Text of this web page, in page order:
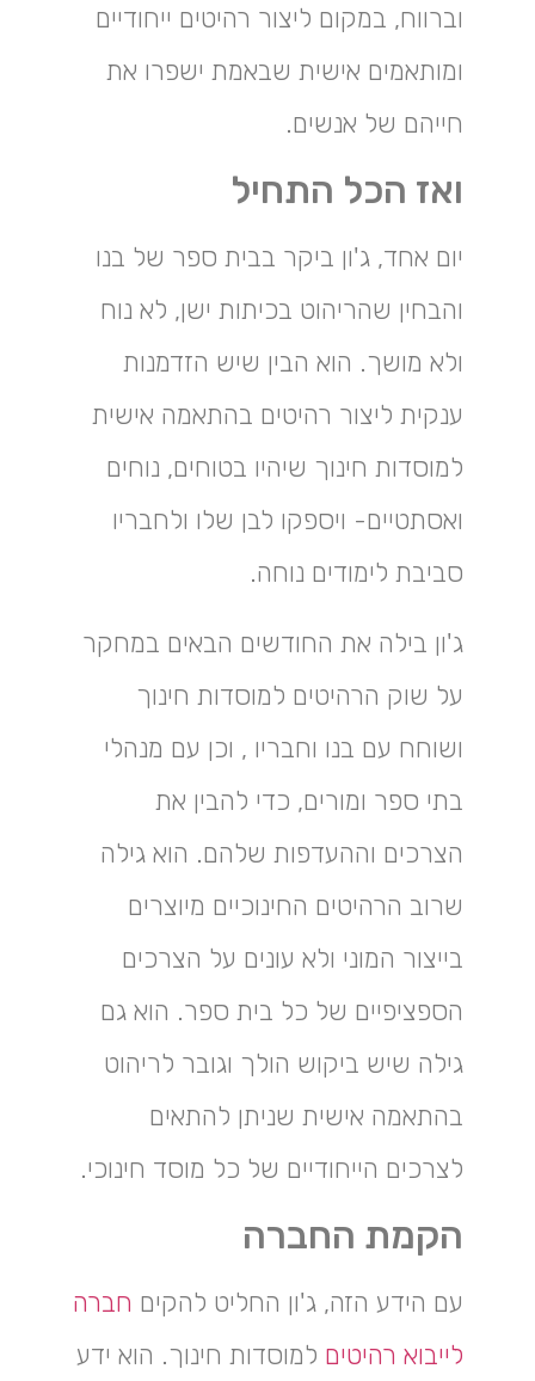
וברווח, במקום ליצור רהיטים ייחודיים
ומותאמים אישית שבאמת ישפרו את
חייהם של אנשים.
ואז הכל התחיל
יום אחד, ג'ון ביקר בבית ספר של בנו
והבחין שהריהוט בכיתות ישן, לא נוח
ולא מושך. הוא הבין שיש הזדמנות
ענקית ליצור רהיטים בהתאמה אישית
למוסדות חינוך שיהיו בטוחים, נוחים
ואסתטיים- ויספקו לבן שלו ולחבריו
סביבת לימודים נוחה.
ג'ון בילה את החודשים הבאים במחקר
על שוק הרהיטים למוסדות חינוך
ושוחח עם בנו וחבריו , וכן עם מנהלי
בתי ספר ומורים, כדי להבין את
הצרכים וההעדפות שלהם. הוא גילה
שרוב הרהיטים החינוכיים מיוצרים
בייצור המוני ולא עונים על הצרכים
הספציפיים של כל בית ספר. הוא גם
גילה שיש ביקוש הולך וגובר לריהוט
בהתאמה אישית שניתן להתאים
לצרכים הייחודיים של כל מוסד חינוכי.
הקמת החברה
עם הידע הזה, ג'ון החליט להקים חברה
לייבוא ​​רהיטים למוסדות חינוך. הוא ידע